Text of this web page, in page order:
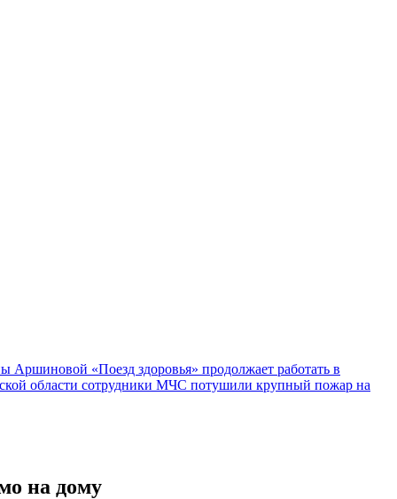
Аршиновой «Поезд здоровья» продолжает работать в
области сотрудники МЧС потушили крупный пожар на
на дому